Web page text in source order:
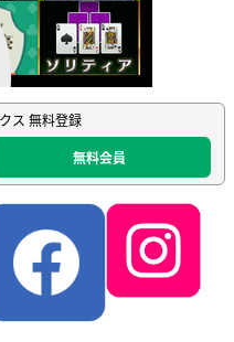
ス 無料登録
無料会員